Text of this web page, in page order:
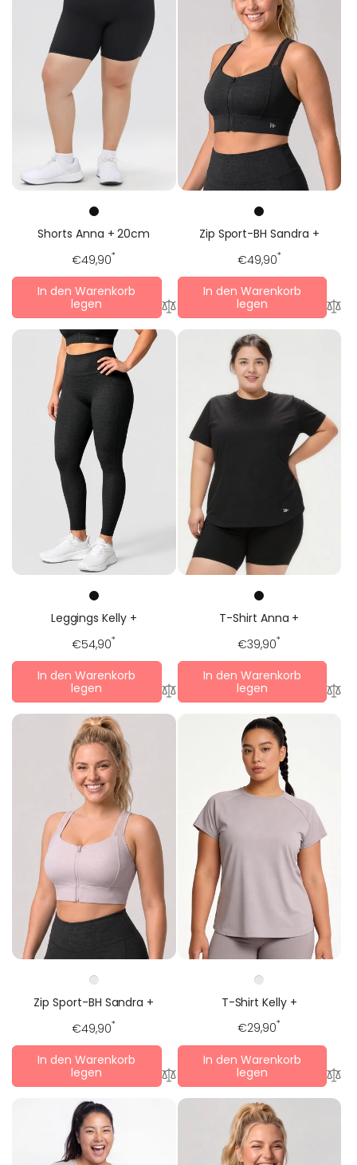
Shorts Anna + 20cm
Regulärer
Preis
€49,90*
In den Warenkorb
legen
Zip Sport-BH Sandra +
Regulärer
Preis
€49,90*
In den Warenkorb
legen
Leggings Kelly +
Regulärer
Preis
€54,90*
In den Warenkorb
legen
T-Shirt Anna +
Regulärer
Preis
€39,90*
In den Warenkorb
legen
Zip Sport-BH Sandra +
Regulärer
Preis
€49,90*
In den Warenkorb
legen
T-Shirt Kelly +
Regulärer
Preis
€29,90*
In den Warenkorb
legen